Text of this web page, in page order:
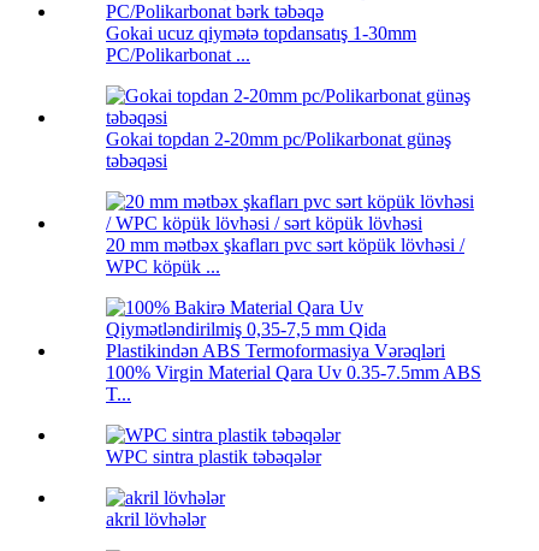
Gokai ucuz qiymətə topdansatış 1-30mm
PC/Polikarbonat ...
Gokai topdan 2-20mm pc/Polikarbonat günəş
təbəqəsi
20 mm mətbəx şkafları pvc sərt köpük lövhəsi /
WPC köpük ...
100% Virgin Material Qara Uv 0.35-7.5mm ABS
T...
WPC sintra plastik təbəqələr
akril lövhələr